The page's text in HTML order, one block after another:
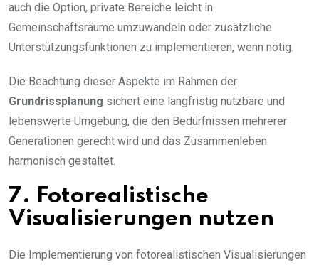
auch die Option, private Bereiche leicht in
Gemeinschaftsräume umzuwandeln oder zusätzliche
Unterstützungsfunktionen zu implementieren, wenn nötig.
Die Beachtung dieser Aspekte im Rahmen der
Grundrissplanung sichert eine langfristig nutzbare und
lebenswerte Umgebung, die den Bedürfnissen mehrerer
Generationen gerecht wird und das Zusammenleben
harmonisch gestaltet.
7. Fotorealistische
Visualisierungen nutzen
Die Implementierung von fotorealistischen Visualisierungen